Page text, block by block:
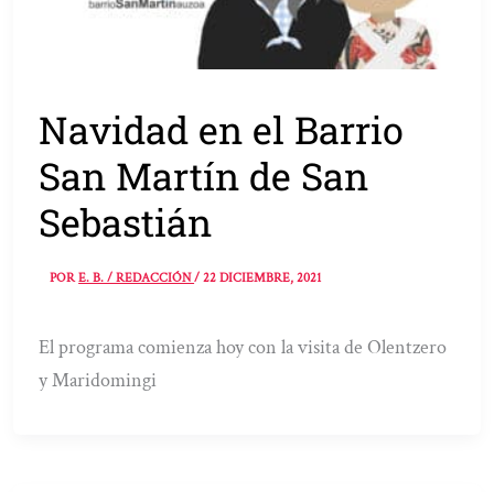
Navidad en el Barrio
San Martín de San
Sebastián
PORE. B. / REDACCIÓN/22 DICIEMBRE, 2021
El programa comienza hoy con la visita de Olentzero
y Maridomingi